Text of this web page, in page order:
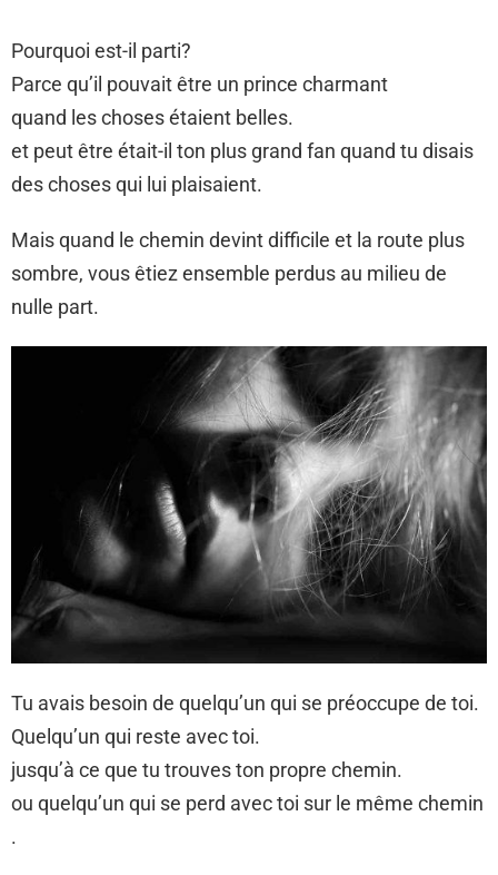
Pourquoi est-il parti?
Parce qu’il pouvait être un prince charmant
quand les choses étaient belles.
et peut être était-il ton plus grand fan quand tu disais
des choses qui lui plaisaient.
Mais quand le chemin devint difficile et la route plus
sombre, vous êtiez ensemble perdus au milieu de
nulle part.
Tu avais besoin de quelqu’un qui se préoccupe de toi.
Quelqu’un qui reste avec toi.
jusqu’à ce que tu trouves ton propre chemin.
ou quelqu’un qui se perd avec toi sur le même chemin
.